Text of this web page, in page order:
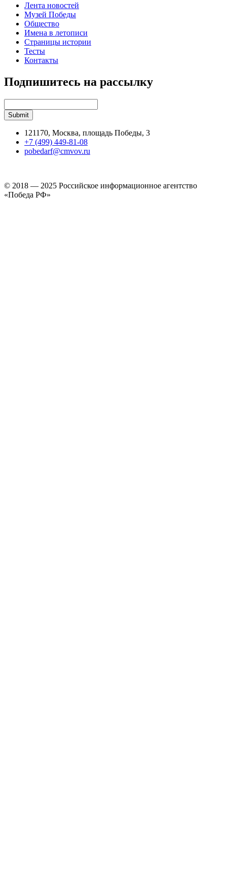
Лента новостей
Музей Победы
Общество
Имена в летописи
Страницы истории
Тесты
Контакты
Подпишитесь на рассылку
121170, Москва, площадь Победы, 3
+7 (499) 449-81-08
pobedarf@cmvov.ru
© 2018 — 2025 Российское информационное агентство
«Победа РФ»